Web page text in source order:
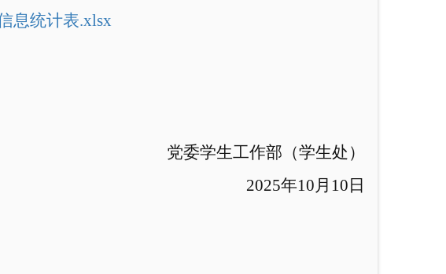
息统计表.xlsx
党委学生工作部（学生处）
2025年10月 10 日